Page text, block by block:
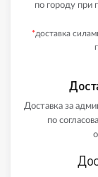
по городу при
*доставка
Доставка за
по